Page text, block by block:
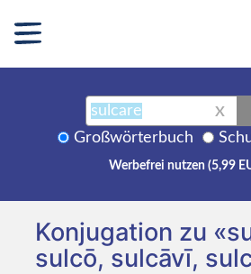
X
Großwörterbuch
Werbefrei nutzen (5,99
Konjugation zu
sulcō, sulcāvī,